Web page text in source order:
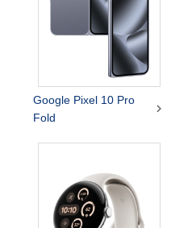
Google Pixel 10 Pro
Fold
